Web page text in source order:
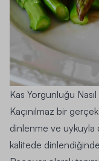
Kas Yorgunluğu
Kaçınılmaz bir
dinlenme ve uykuyla
kalitede